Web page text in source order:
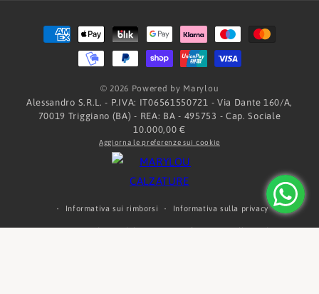
Metodi
di
pagamento
© 2026 Powered by Marylou
Alessandro S.R.L. - P.IVA: IT06561550721 - Via Dante 160/A,
70019 Triggiano (BA) - REA: BA - 495753 - Cap. Sociale
10.000,00 €
Aggiorna le preferenze sui cookie
Informativa sui rimborsi Informativa sulla privacy
Termini e condizioni del servizio Informativa sulle spedizioni